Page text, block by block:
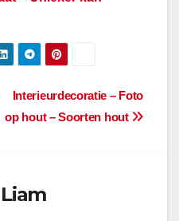
Interieurdecoratie – Foto
op hout – Soorten hout
Liam